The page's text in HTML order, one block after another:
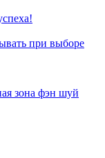
при выборе
зона фэн шуй